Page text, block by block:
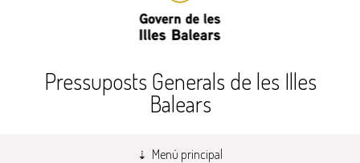
Pressuposts Generals de les Illes
Balears
Menú principal